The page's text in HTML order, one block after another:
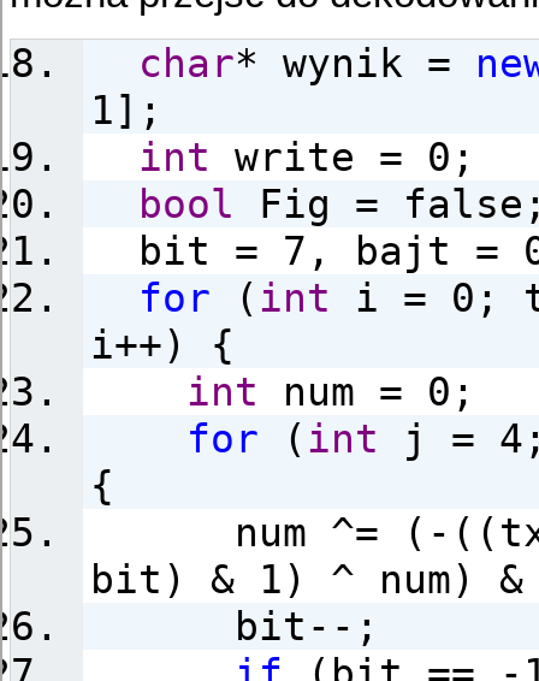
char* wynik =
1];
int write = 0;
bool Fig =
bit = 7, bajt =
for ( int i = 0;
i++) {
int num = 0;
for ( int j =
{
num ^= (-
bit) & 1) ^ num)
bit--;